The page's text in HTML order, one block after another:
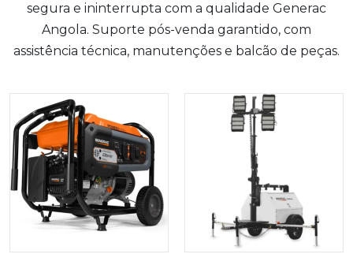
segura e ininterrupta com a qualidade Generac
Angola. Suporte pós-venda garantido, com
assistência técnica, manutenções e balcão de peças.